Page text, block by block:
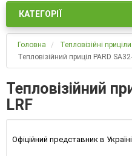
КАТЕГОРІЇ
Головна Тепловізійні приціли
Тепловізійний приціл PARD
Тепловізійний
LRF
Офіційний представник в